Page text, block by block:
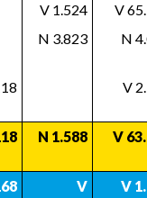
V 1.524
V
N 3.823 N
V
N 1.588 V
V V